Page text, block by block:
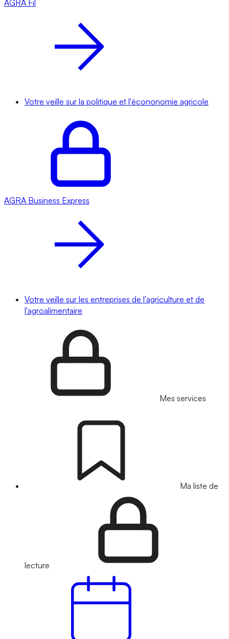
AGRA Fil
Votre veille sur la politique et l'écononomie agricole
AGRA Business Express
Votre veille sur les entreprises de l'agriculture et de
l'agroalimentaire
Mes services
Ma liste de
lecture